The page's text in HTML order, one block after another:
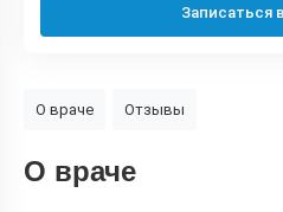
Записаться
О враче Отзывы
О враче